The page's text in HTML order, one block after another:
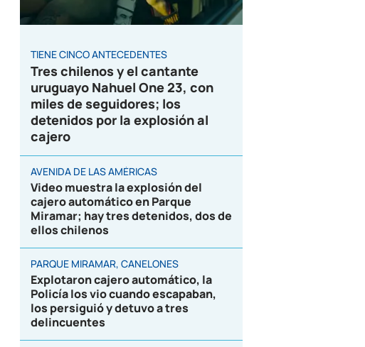
TIENE CINCO ANTECEDENTES
Tres chilenos y el cantante
uruguayo Nahuel One 23, con
miles de seguidores; los
detenidos por la explosión al
cajero
AVENIDA DE LAS AMÉRICAS
Video muestra la explosión del
cajero automático en Parque
Miramar; hay tres detenidos, dos de
ellos chilenos
PARQUE MIRAMAR, CANELONES
Explotaron cajero automático, la
Policía los vio cuando escapaban,
los persiguió y detuvo a tres
delincuentes